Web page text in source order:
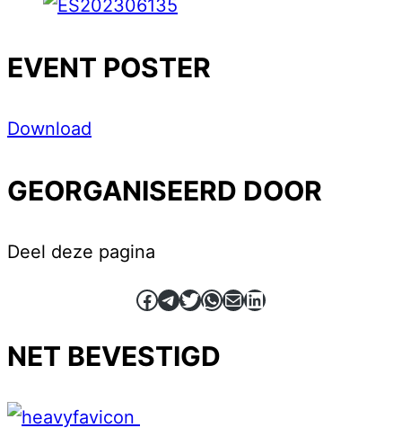
EVENT POSTER
Download
GEORGANISEERD DOOR
Deel deze pagina
Facebook
Telegram
Twitter
WhatsApp
E-mailLinkedIn
NET BEVESTIGD